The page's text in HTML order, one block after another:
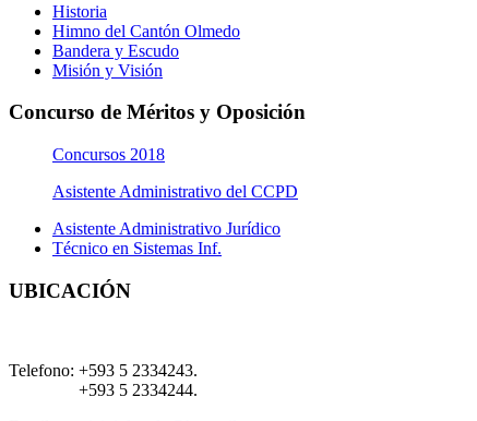
Historia
Himno del Cantón Olmedo
Bandera y Escudo
Misión y Visión
Concurso de Méritos y Oposición
Concursos 2018
Asistente Administrativo del CCPD
Asistente Administrativo Jurídico
Técnico en Sistemas Inf.
UBICACIÓN
Telefono: +593 5 2334243.
+593 5 2334244.